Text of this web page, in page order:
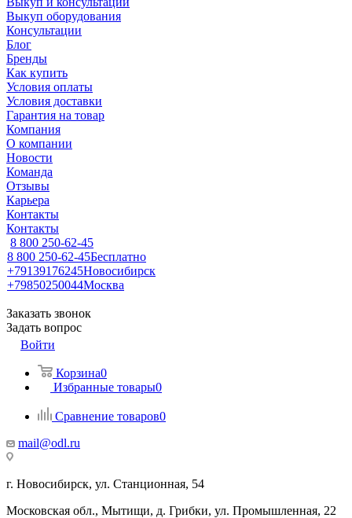
Выкуп оборудования
Консультации
Блог
Бренды
Как купить
Условия оплаты
Условия доставки
Гарантия на товар
Компания
О компании
Новости
Команда
Отзывы
Карьера
Контакты
Контакты
8 800 250-62-45
8 800 250-62-45Бесплатно
+79139176245Новосибирск
+79850250044Москва
Заказать звонок
Задать вопрос
Войти
Корзина0
Избранные товары0
Сравнение товаров0
mail@odl.ru
г. Новосибирск, ул. Станционная, 54
Московская обл., Мытищи, д. Грибки, ул. Промышленная, 22